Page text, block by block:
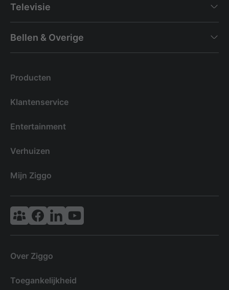
Televisie
Bellen & Overige
Producten
Klantenservice
Entertainment
Verhuizen
Mijn Ziggo
Vodafone & Ziggo Community
Ziggo Facebook
VodafoneZiggo LinkedIn
Ziggo YouTube
Over Ziggo
Toegankelijkheid